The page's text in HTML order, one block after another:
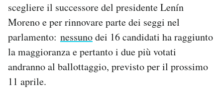
SHOP
CALENDARIO
AREA PERSONALE
scegliere il successore del presidente Lenín
Moreno e per rinnovare parte dei seggi nel
parlamento: nessunodei 16 candidati ha raggiunto
la maggioranza e pertanto i due più votati
andranno al ballottaggio, previsto per il prossimo
11 aprile.